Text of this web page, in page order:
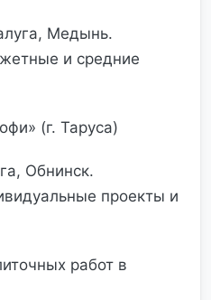
Медынь.
и средние
(г. Таруса)
Обнинск.
проекты и
работ в